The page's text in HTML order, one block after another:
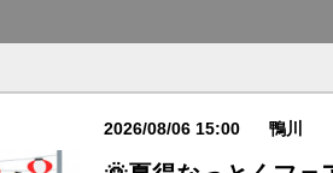
2026/08/06 15:00 鴨川